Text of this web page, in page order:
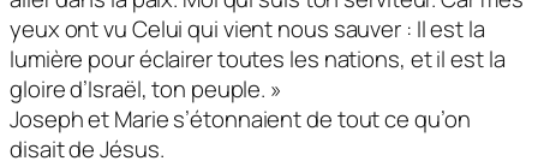
yeux ont vu Celui qui vient nous sauver : Il est la
lumière pour éclairer toutes les nations, et il est la
gloire d’Israël, ton peuple. »
Joseph et Marie s’étonnaient de tout ce qu’on
disait de Jésus.